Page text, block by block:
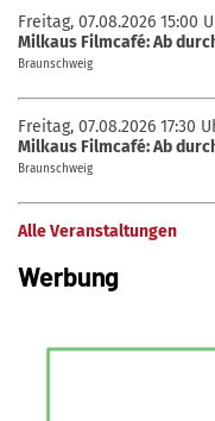
Freitag, 07.08.2026 15:00
Milkaus Filmcafé: Ab
Braunschweig
Freitag, 07.08.2026 17:30
Milkaus Filmcafé: Ab
Braunschweig
Alle Veranstaltungen
Werbung